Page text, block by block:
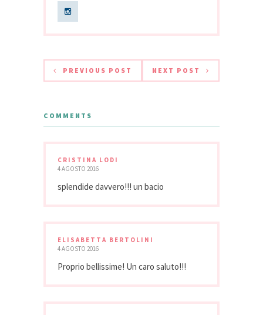
PREVIOUS POST NEXT POST
COMMENTS
CRISTINA LODI
4 AGOSTO 2016
splendide davvero!!! un bacio
ELISABETTA BERTOLINI
4 AGOSTO 2016
Proprio bellissime! Un caro saluto!!!